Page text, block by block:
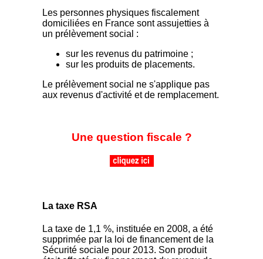
Les personnes physiques fiscalement
domiciliées en France sont assujetties à
un prélèvement social :
sur les revenus du patrimoine ;
sur les produits de placements.
Le prélèvement social ne s'applique pas
aux revenus d'activité et de remplacement.
Une question fiscale ?
La taxe RSA
La taxe de 1,1 %, instituée en 2008, a été
supprimée par la loi de financement de la
Sécurité sociale pour 2013. Son produit